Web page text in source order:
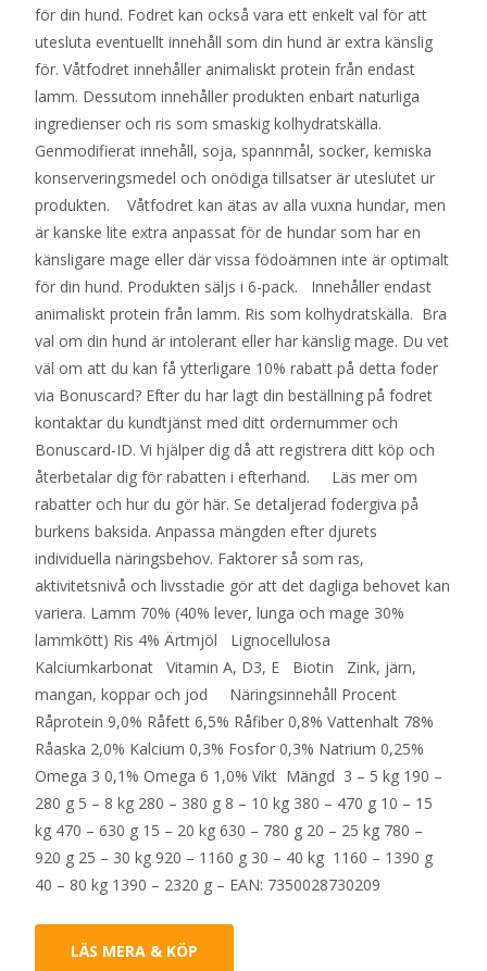
för din hund. Fodret kan också vara ett enkelt val för att
utesluta eventuellt innehåll som din hund är extra känslig
för. Våtfodret innehåller animaliskt protein från endast
lamm. Dessutom innehåller produkten enbart naturliga
ingredienser och ris som smaskig kolhydratskälla.
Genmodifierat innehåll, soja, spannmål, socker, kemiska
konserveringsmedel och onödiga tillsatser är uteslutet ur
produkten. Våtfodret kan ätas av alla vuxna hundar, men
är kanske lite extra anpassat för de hundar som har en
känsligare mage eller där vissa födoämnen inte är optimalt
för din hund. Produkten säljs i 6-pack. Innehåller endast
animaliskt protein från lamm. Ris som kolhydratskälla. Bra
val om din hund är intolerant eller har känslig mage. Du vet
väl om att du kan få ytterligare 10% rabatt på detta foder
via Bonuscard? Efter du har lagt din beställning på fodret
kontaktar du kundtjänst med ditt ordernummer och
Bonuscard-ID. Vi hjälper dig då att registrera ditt köp och
återbetalar dig för rabatten i efterhand. Läs mer om
rabatter och hur du gör här. Se detaljerad fodergiva på
burkens baksida. Anpassa mängden efter djurets
individuella näringsbehov. Faktorer så som ras,
aktivitetsnivå och livsstadie gör att det dagliga behovet kan
variera. Lamm 70% (40% lever, lunga och mage 30%
lammkött) Ris 4% Ärtmjöl Lignocellulosa
Kalciumkarbonat Vitamin A, D3, E Biotin Zink, järn,
mangan, koppar och jod Näringsinnehåll Procent
Råprotein 9,0% Råfett 6,5% Råfiber 0,8% Vattenhalt 78%
Råaska 2,0% Kalcium 0,3% Fosfor 0,3% Natrium 0,25%
Omega 3 0,1% Omega 6 1,0% Vikt Mängd 3 – 5 kg 190 –
280 g 5 – 8 kg 280 – 380 g 8 – 10 kg 380 – 470 g 10 – 15
kg 470 – 630 g 15 – 20 kg 630 – 780 g 20 – 25 kg 780 –
920 g 25 – 30 kg 920 – 1160 g 30 – 40 kg 1160 – 1390 g
40 – 80 kg 1390 – 2320 g – EAN: 7350028730209
LÄS MERA & KÖP